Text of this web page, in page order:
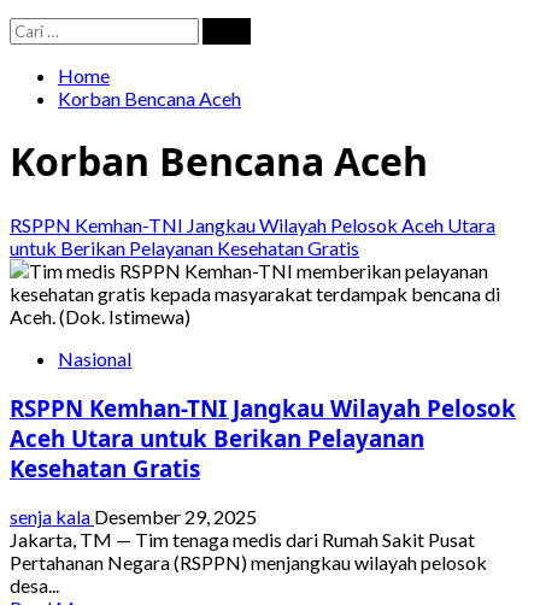
Cari
untuk:
Home
Korban Bencana Aceh
Korban Bencana Aceh
RSPPN Kemhan-TNI Jangkau Wilayah Pelosok Aceh Utara
untuk Berikan Pelayanan Kesehatan Gratis
Nasional
RSPPN Kemhan-TNI Jangkau Wilayah Pelosok
Aceh Utara untuk Berikan Pelayanan
Kesehatan Gratis
senja kala Desember 29, 2025
Jakarta, TM — Tim tenaga medis dari Rumah Sakit Pusat
Pertahanan Negara (RSPPN) menjangkau wilayah pelosok
desa...